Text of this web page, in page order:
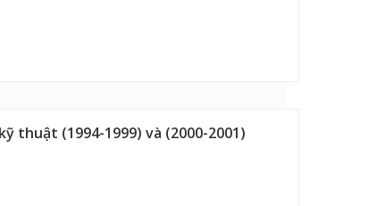
thuật (1994-1999) và (2000-2001)